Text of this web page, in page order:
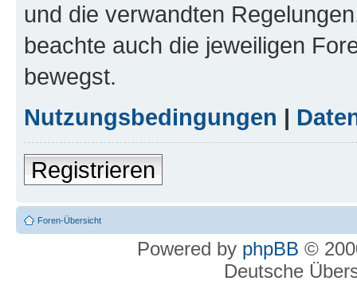
und die verwandten
beachte auch die jeweiligen
bewegst.
Nutzungsbedingungen |
Registrieren
Foren-Übersicht
Powered by phpBB ©
Deutsche